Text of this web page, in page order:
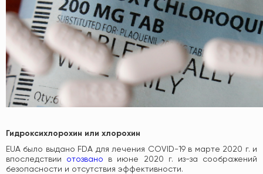
Гидроксихлорохин или хлорохин
EUA было выдано FDA для лечения COVID-19 в марте 2020 г. и
впоследствии отозвано в июне 2020 г. из-за соображений
безопасности и отсутствия эффективности.